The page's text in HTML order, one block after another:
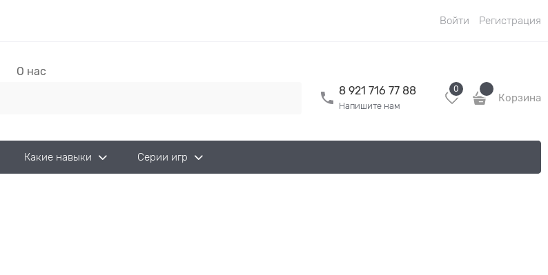
Войти Регистрация
О нас
8 921 716 77 88
Напишите нам
0
Корзина
Какие навыки Серии игр